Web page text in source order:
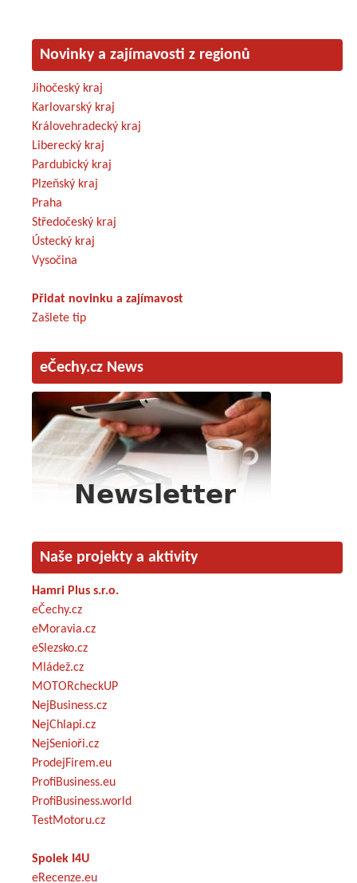
Novinky a zajímavosti z regionů
Jihočeský kraj
Karlovarský kraj
Královehradecký kraj
Liberecký kraj
Pardubický kraj
Plzeňský kraj
Praha
Středočeský kraj
Ústecký kraj
Vysočina
Přidat novinku a zajímavost
Zašlete tip
eČechy.cz News
Naše projekty a aktivity
Hamri Plus s.r.o.
eČechy.cz
eMoravia.cz
eSlezsko.cz
Mládež.cz
MOTORcheckUP
NejBusiness.cz
NejChlapi.cz
NejSenioři.cz
ProdejFirem.eu
ProfiBusiness.eu
ProfiBusiness.world
TestMotoru.cz
Spolek I4U
eRecenze.eu